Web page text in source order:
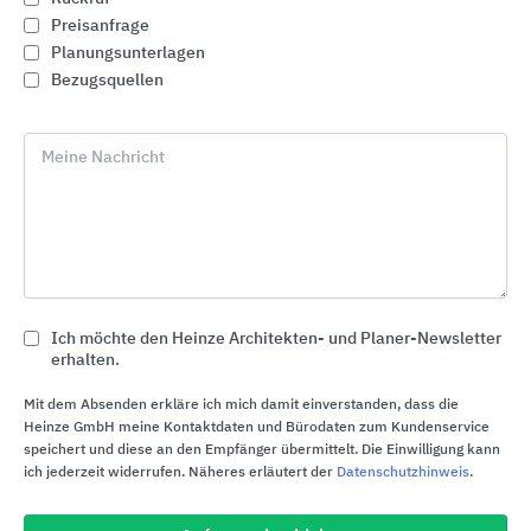
Lödige Industries GmbH
Balhorner Feld 1
33106 Paderborn
Deutschland
Ergänzt wird dies durch hoch qualifizierte
Serviceteams, die weltweit vor Ort im Einsatz
Preisanfrage
Planungsunterlagen
Bezugsquellen
Meine Nachricht
Ich möchte den Heinze Architekten- und Planer-Newsletter
erhalten.
Mit dem Absenden erkläre ich mich damit einverstanden, dass die
Heinze GmbH meine Kontaktdaten und Bürodaten zum Kundenservice
speichert und diese an den Empfänger übermittelt. Die Einwilligung kann
ich jederzeit widerrufen. Näheres erläutert der Datenschutzhinweis.